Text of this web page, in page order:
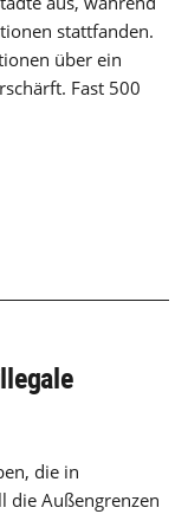
stattfanden.
über ein
Fast 500
die in
die Außengrenzen